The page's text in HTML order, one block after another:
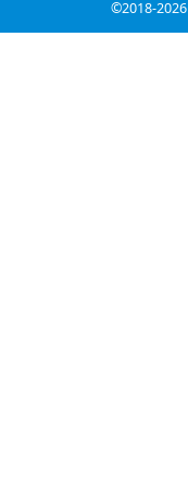
©2018-2026